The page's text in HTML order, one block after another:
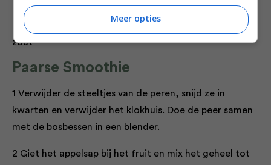
Per portie 146 kcal, 1,1 g vet (0,2 g verzadigd), 3,7 g
eiwitten, 28,1g koolhydraten, 26,2 g suikers, 0,4 g
zout
Paarse Smoothie
1 Verwijder de steeltjes van de peren, snijd ze in
kwarten en verwijder het klokhuis. Doe de peer samen
met de bosbessen in een blender.
2 Giet het appelsap bij het fruit en mix het geheel tot
Meer opties